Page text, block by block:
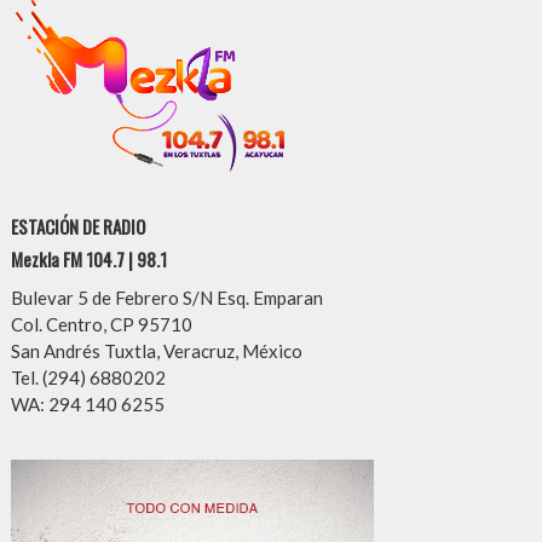
ESTACIÓN DE RADIO
Mezkla FM 104.7 | 98.1
Bulevar 5 de Febrero S/N Esq. Emparan
Col. Centro, CP 95710
San Andrés Tuxtla, Veracruz, México
Tel. (294) 6880202
WA: 294 140 6255